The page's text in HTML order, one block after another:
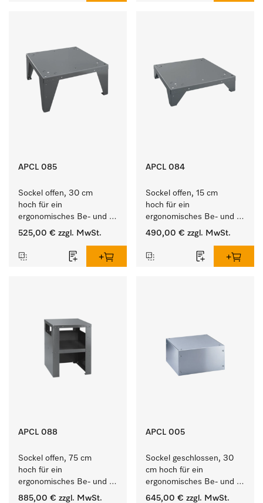
APCL 085
Sockel offen, 30 cm
hoch für ein
ergonomisches Be- und
Entladen von
Trockner.
525,00 € zzgl. MwSt.
APCL 084
Sockel offen, 15 cm
hoch für ein
ergonomisches Be- und
Entladen von
Trockner.
490,00 € zzgl. MwSt.
APCL 088
Sockel offen, 75 cm
hoch für ein
ergonomisches Be- und
Entladen von
885,00 € zzgl. MwSt.
APCL 005
Sockel geschlossen, 30
cm hoch für ein
ergonomisches Be- und
Entladen von
645,00 € zzgl. MwSt.